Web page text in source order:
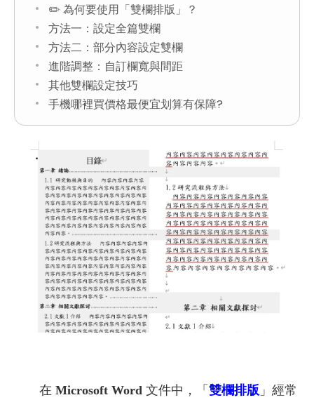
✏️ 為何要使用「雙欄排版」？
方法一：設定全篇雙欄
方法二：部分內容設定雙欄
進階調整：自訂欄寬與間距
其他雙欄設定技巧
手機哪裡買價格最便宜划算有保障?
在 Microsoft Word 文件中，「 雙欄排版 」經常